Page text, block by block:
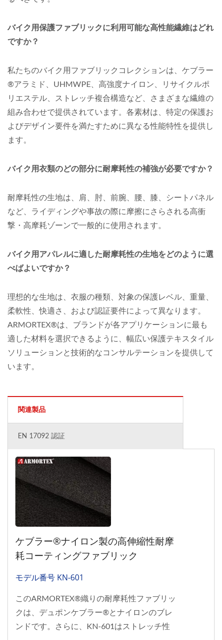
バイク用保護ファブリックに利用可能な高性能繊維はどれ
ですか？
私たちのバイク用ファブリックコレクションは、ケブラー
®アラミド、UHMWPE、高強度ナイロン、リサイクルポ
リエステル、ストレッチ複合構造など、さまざまな繊維の
組み合わせで提供されています。各素材は、特定の保護お
よびデザイン要件を満たすために異なる性能特性を提供し
ます。
バイク用衣類のどの部分に耐摩耗性の補強が必要ですか？
耐摩耗性の生地は、肩、肘、前腕、腰、膝、シートパネル
など、ライディングや事故の際に摩擦にさらされる高衝
撃・高摩耗ゾーンで一般的に使用されます。
バイク用アパレルに適した耐摩耗性の生地をどのように選
べばよいですか？
理想的な生地は、衣服の種類、対象の保護レベル、重量、
柔軟性、快適さ、および認証要件によって異なります。
ARMORTEX®は、ブランドが各アプリケーションに最も
適した材料を選択できるように、幅広い保護テキスタイル
ソリューションと技術的なコンサルテーションを提供して
います。
関連製品
EN 17092 認証
ケブラー®ナイロン製の高伸縮性耐摩
耗コーティングファブリック
モデル番号 KN-601
このARMORTEX®織りの耐摩耗性ファブリッ
クは、デュポンケブラー®とナイロンのブレ
ンドです。さらに、KN-601はストレッチ性